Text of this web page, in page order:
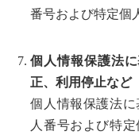
番号および特定個
個人情報保護法
正、利用停止など
個人情報保護法
人番号および特